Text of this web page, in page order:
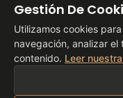
® 2026 Vita Tienda
Gestión De
Utilizamos cookies
navegación, analizar
contenido. Leer